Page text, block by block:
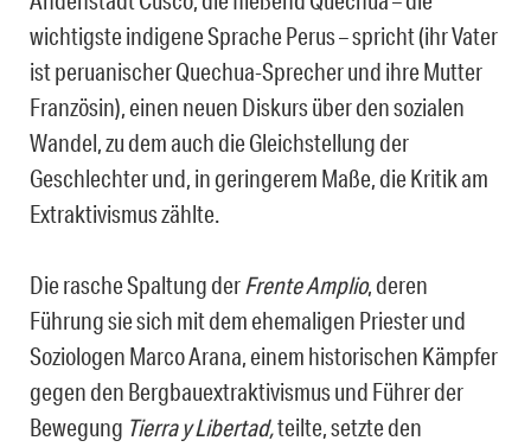
wichtigste indigene Sprache Perus – spricht (ihr Vater
ist peruanischer Quechua-Sprecher und ihre Mutter
Französin), einen neuen Diskurs über den sozialen
Wandel, zu dem auch die Gleichstellung der
Geschlechter und, in geringerem Maße, die Kritik am
Extraktivismus zählte.
Die rasche Spaltung derFrente Amplio, deren
Führung sie sich mit dem ehemaligen Priester und
Soziologen Marco Arana, einem historischen Kämpfer
gegen den Bergbauextraktivismus und Führer der
Bewegung Tierra y Libertad,teilte, setzte den